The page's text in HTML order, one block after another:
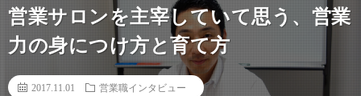
営業サロンを主宰していて思う、営業
力の身につけ方と育て方
2017.11.01 営業職インタビュー